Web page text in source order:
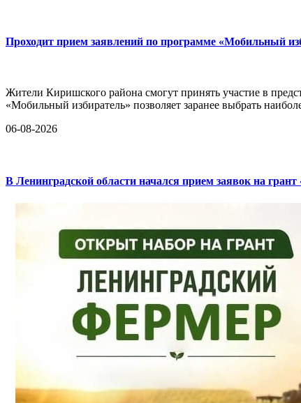
Проходит прием заявлений по программе «Мобильный
Жители Киришского района смогут принять участие в
«Мобильный избиратель» позволяет заранее выбрать
06-08-2026
В Ленинградской области начался прием заявок на